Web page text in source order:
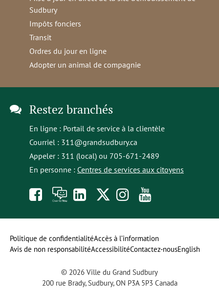
Sudbury
Impôts fonciers
Transit
Ordres du jour en ligne
Adopter un animal de compagnie
Restez branchés
En ligne : Portail de service à la clientèle
Courriel : 311@grandsudbury.ca
Appeler : 311 (local) ou 705-671-2489
En personne : Centres de services aux citoyens
Like
us
on
Facebook
À
toi
la
opens
in
a
tab
Follow
us
on
Follow
us
on
Instagram
to
our
YouTube
channel
© 2026 Ville du Grand Sudbury
200 rue Brady, Sudbury, ON P3A 5P3 Canada
Politique de confidentialitéAccès à l’information
Avis de non responsabilitéAccessibilitéContactez-nousEnglish